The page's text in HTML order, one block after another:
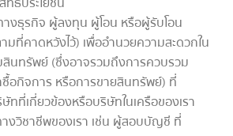
ธุรกิจ ผู้ลงทุน ผู้โอน หรือผู้รับโอน
มที่คาดหวังไว้) เพื่ออำนวยความสะดวกใน
นทรัพย์ (ซึ่งอาจรวมถึงการควบรวม
ซื้อกิจการ หรือการขายสินทรัพย์) ที่
ทที่เกี่ยวข้องหรือบริษัทในเครือของเรา
วิชาชีพของเรา เช่น ผู้สอบบัญชี ที่